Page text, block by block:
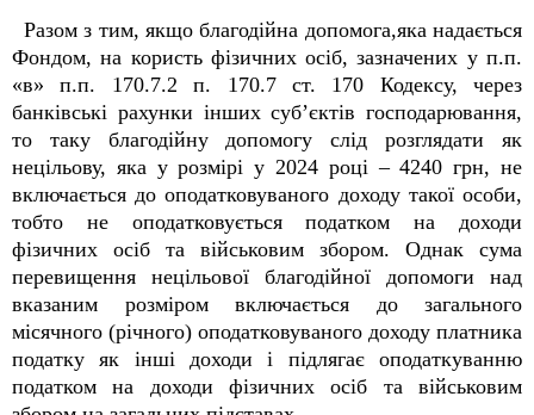
Разом з тим, якщо благодійна допомога,яка надається
Фондом, на користь фізичних осіб, зазначених у п.п.
«в» п.п. 170.7.2 п. 170.7 ст. 170 Кодексу, через
банківські рахунки інших суб’єктів господарювання,
то таку благодійну допомогу слід розглядати як
нецільову, яка у розмірі у 2024 році – 4240 грн, не
включається до оподатковуваного доходу такої особи,
тобто не оподатковується податком на доходи
фізичних осіб та військовим збором. Однак сума
перевищення нецільової благодійної допомоги над
вказаним розміром включається до загального
місячного (річного) оподатковуваного доходу платника
податку як інші доходи і підлягає оподаткуванню
податком на доходи фізичних осіб та військовим